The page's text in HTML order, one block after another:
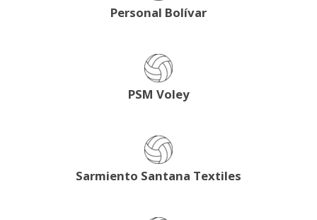
Personal Bolívar
PSM Voley
Sarmiento Santana Textiles